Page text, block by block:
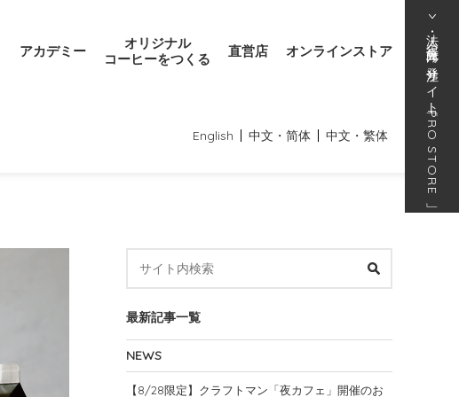
アカデミー
オリジナル
コーヒーをつくる
直営店 オンラインストア
English 中文・简体 中文・繁体
法人･得意先向け発注サイト
PRO STORE
最新記事一覧
NEWS
【8/28限定】クラフトマン「夜カフェ」開催のお